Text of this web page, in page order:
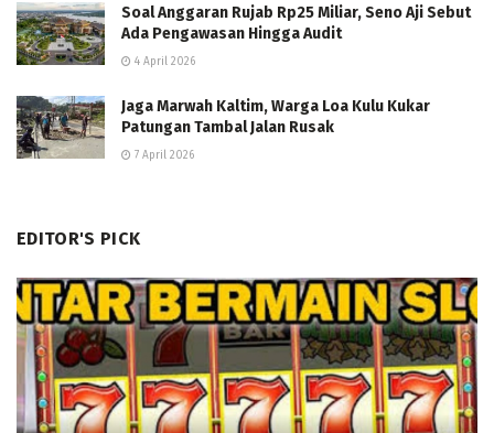
Soal Anggaran Rujab Rp25 Miliar, Seno Aji Sebut
Ada Pengawasan Hingga Audit
4 April 2026
Jaga Marwah Kaltim, Warga Loa Kulu Kukar
Patungan Tambal Jalan Rusak
7 April 2026
EDITOR'S PICK